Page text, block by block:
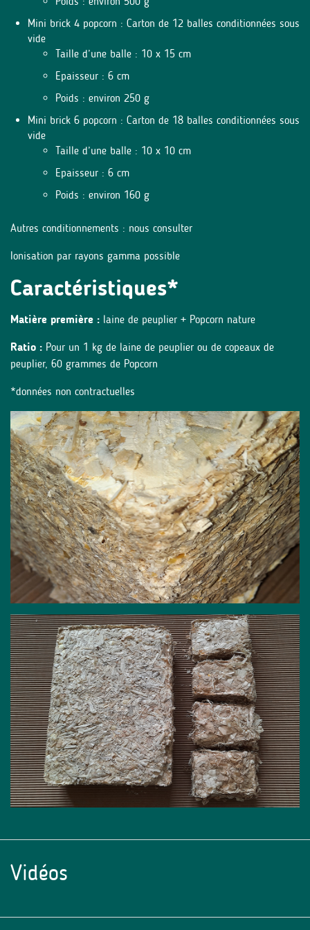
Mini brick 4 popcorn : Carton de 12 balles conditionnées sous
vide
Taille d’une balle : 10 x 15 cm
Epaisseur : 6 cm
Poids : environ 250 g
Mini brick 6 popcorn : Carton de 18 balles conditionnées sous
vide
Taille d’une balle : 10 x 10 cm
Epaisseur : 6 cm
Poids : environ 160 g
Autres conditionnements : nous consulter
Ionisation par rayons gamma possible
Caractéristiques*
Matière première : laine de peuplier + Popcorn nature
Ratio : Pour un 1 kg de laine de peuplier ou de copeaux de
peuplier, 60 grammes de Popcorn
*données non contractuelles
Vidéos